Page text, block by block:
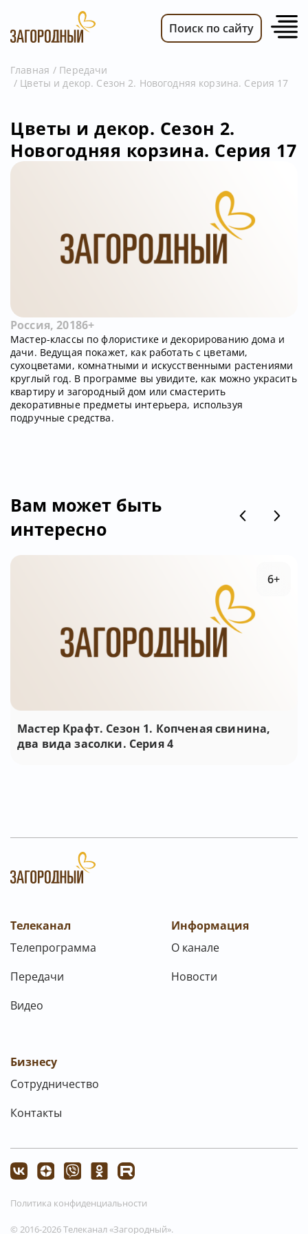
ВИДЕО
ПЕРЕДАЧИ
ТЕЛЕПРОГРАММА
РЕКЛАМОДАТЕЛЯМ
Поиск по сайту
Главная
Передачи
Цветы и декор. Сезон 2. Новогодняя корзина. Серия 17
Цветы и декор. Сезон 2.
Новогодняя корзина. Серия 17
Россия, 20186+
Мастер-классы по флористике и декорированию дома и
дачи. Ведущая покажет, как работать с цветами,
сухоцветами, комнатными и искусственными растениями
круглый год. В программе вы увидите, как можно украсить
квартиру и загородный дом или смастерить
декоративные предметы интерьера, используя
подручные средства.
Вам может быть
интересно
Мастер Крафт. Сезон 1. Копченая свинина,
два вида засолки. Серия 4
6+
Телеканал
Телепрограмма
Передачи
Видео
Информация
О канале
Новости
Бизнесу
Сотрудничество
Контакты
© 2016-2026 Телеканал «Загородный».
Политика конфиденциальности